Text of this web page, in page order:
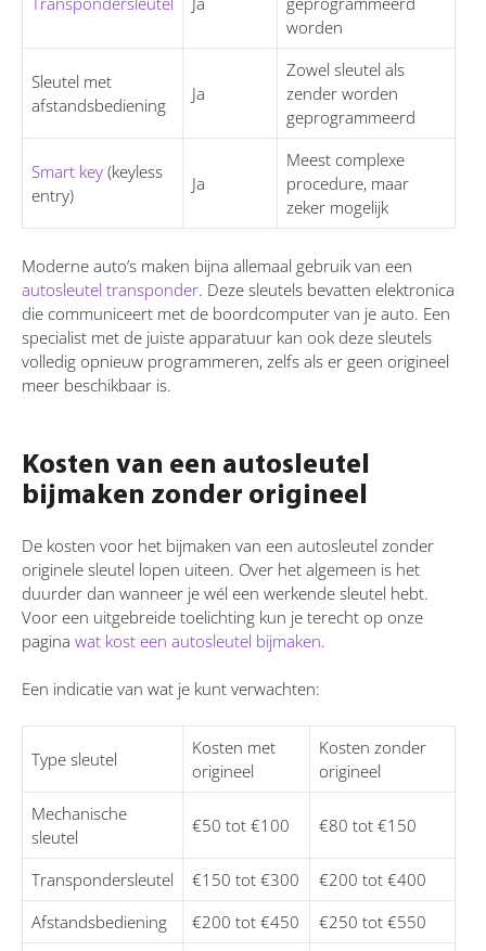
worden
Sleutel met
afstandsbediening
Ja
Zowel sleutel als
zender worden
geprogrammeerd
Smart key (keyless
entry)
Ja
Meest complexe
procedure, maar
zeker mogelijk
Moderne auto’s maken bijna allemaal gebruik van een
autosleutel transponder. Deze sleutels bevatten elektronica
die communiceert met de boordcomputer van je auto. Een
specialist met de juiste apparatuur kan ook deze sleutels
volledig opnieuw programmeren, zelfs als er geen origineel
meer beschikbaar is.
Kosten van een autosleutel
bijmaken zonder origineel
De kosten voor het bijmaken van een autosleutel zonder
originele sleutel lopen uiteen. Over het algemeen is het
duurder dan wanneer je wél een werkende sleutel hebt.
Voor een uitgebreide toelichting kun je terecht op onze
pagina wat kost een autosleutel bijmaken.
Een indicatie van wat je kunt verwachten:
Type sleutel
Kosten met
origineel
Kosten zonder
origineel
Mechanische
sleutel
€50 tot €100 €80 tot €150
Transpondersleutel €150 tot €300
€200 tot €400
Afstandsbediening
€200 tot €450
€250 tot €550